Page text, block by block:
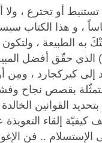
تستنبط أو تخترع ،
، و هذا الكتاب
به الطبيعة ،
حقّق أفضل
إلى كيركجارد ، ومِن
المتمثّلة بقصص نجاح
القوانين الخالدة
كيفيّة إلقاء
.. فن